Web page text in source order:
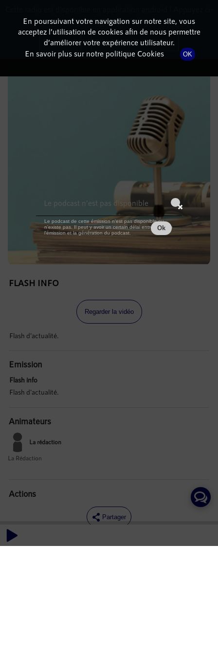
DÉTAILS DE L'ÉPISODE
5 janvier 2022à 14h59, durée : Invalid date
FLASH INFO
Regarder la vidéo
Flash d'actualité.
Emission
Flash info
Flash d'actualité.
Animateurs
La rédaction
La Rédaction
Actions
Partager
Commentaires
En poursuivant votre navigation sur notre site, vous
acceptez l’utilisation de cookies afin de nous permettre
d’améliorer votre expérience utilisateur.
En savoir plus sur notre politique Cookies
OK
dessous pour l'installer.
Non merci Télécharger l'application
Le podcast n'est pas disponible
Le podcast de cette émission n'est pas disponible ou
n'existe pas. Il peut y avoir un certain délai entre la fin de
l'émission et la génération du podcast.
Ok